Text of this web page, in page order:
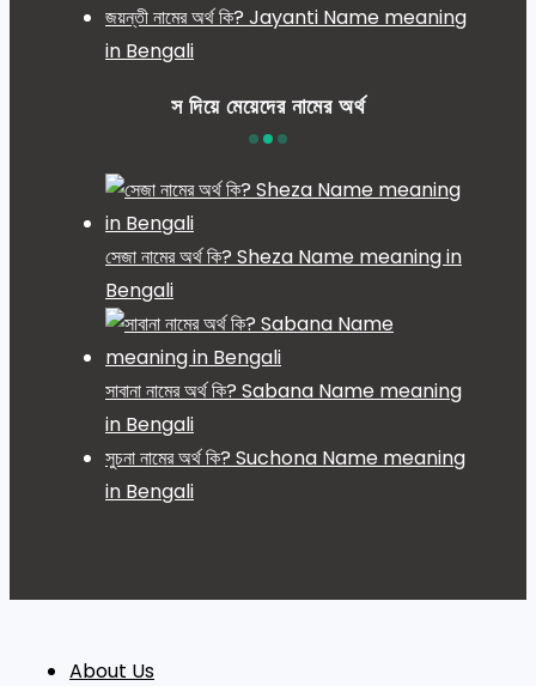
জয়ন্তী নামের অর্থ কি? Jayanti Name meaning
in Bengali
স দিয়ে মেয়েদের নামের অর্থ
সেজা নামের অর্থ কি? Sheza Name meaning in
Bengali
সাবানা নামের অর্থ কি? Sabana Name meaning
in Bengali
সুচনা নামের অর্থ কি? Suchona Name meaning
in Bengali
About Us